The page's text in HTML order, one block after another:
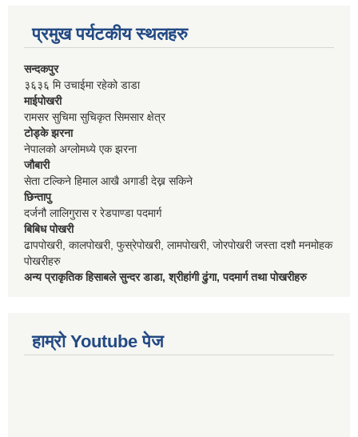
प्रमुख पर्यटकीय स्थलहरु
सन्दकपुर
३६३६ मि उचाईमा रहेको डाडा
माईपोखरी
रामसर सुचिमा सुचिकृत सिमसार क्षेत्र
टोड्के झरना
नेपालको अग्लोमध्ये एक झरना
जौबारी
सेता टल्किने हिमाल आखै अगाडी देख्न सकिने
छिन्तापु
दर्जनौ लालिगुरास र रेडपाण्डा पदमार्ग
बिबिध पोखरी
ढापपोखरी, कालपोखरी, फुस्रेपोखरी, लामपोखरी, जोरपोखरी जस्ता दशौ मनमोहक
पोखरीहरु
अन्य प्राकृतिक हिसाबले सुन्दर डाडा, श्रीहांगी ढुंगा, पदमार्ग तथा पोखरीहरु
हाम्रो Youtube पेज